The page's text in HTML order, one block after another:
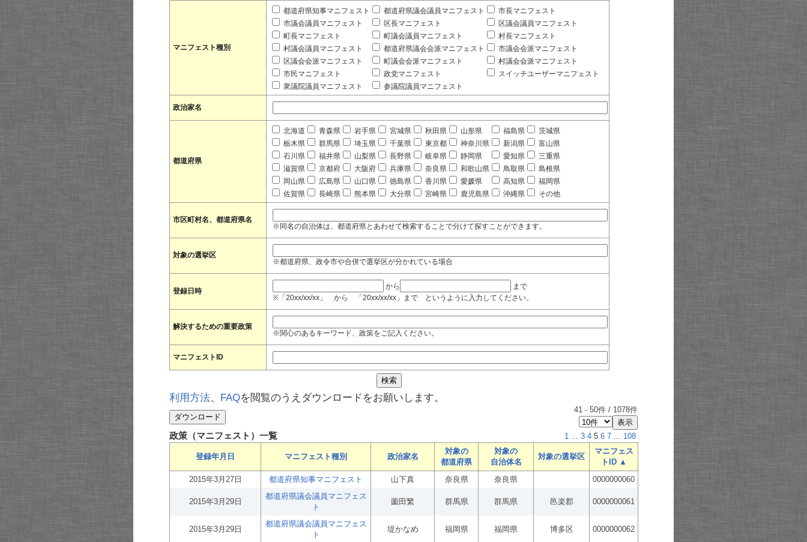
マニフェスト種別
都道府県知事マニフェスト 都道府県議会議員マニフェスト
市長マニフェスト
市議会議員マニフェスト
区長マニフェスト
区議会議員マニフェスト
町長マニフェスト
町議会議員マニフェスト
村長マニフェスト
村議会議員マニフェスト
都道府県議会会派マニフェスト
市議会会派マニフェスト
区議会会派マニフェスト
町議会会派マニフェスト
村議会会派マニフェスト
市民マニフェスト
政党マニフェスト
スイッチユーザーマニフェスト
衆議院議員マニフェスト
参議院議員マニフェスト
政治家名
都道府県
北海道 青森県 岩手県 宮城県 秋田県 山形県 福島県
茨城県
栃木県
群馬県 埼玉県 千葉県 東京都 神奈川県 新潟県
富山県
石川県
福井県 山梨県 長野県 岐阜県 静岡県 愛知県
三重県
滋賀県
京都府 大阪府 兵庫県 奈良県 和歌山県 鳥取県
島根県
岡山県
広島県 山口県 徳島県 香川県 愛媛県 高知県
福岡県
佐賀県
長崎県 熊本県 大分県 宮崎県 鹿児島県 沖縄県 その他
市区町村名、都道府県名
※同名の自治体は、都道府県とあわせて検索することで分けて探すことができます。
対象の選挙区
※都道府県、政令市や合併で選挙区が分かれている場合
登録日時
から
まで
※「20xx/xx/xx」 から 「20xx/xx/xx」まで というように入力してください。
解決するための重要政策
※関心のあるキーワード、政策をご記入ください。
マニフェストID
利用方法、 FAQを閲覧のうえダウンロードをお願いします。
41 - 50件 / 1078件
政策（マニフェスト）一覧 1 ... 3 4 5 6 7 ... 108
登録年月日 マニフェスト種別 政治家名
対象の
都道府県
対象の
自治体名
対象の選挙区
マニフェス
トID ▲
2015年3月27日
都道府県知事マニフェスト 山下真 奈良県 奈良県 0000000060
2015年3月29日
都道府県議会議員マニフェス
ト
薗田繁 群馬県 群馬県 邑楽郡 0000000061
2015年3月29日
都道府県議会議員マニフェス
ト
堤かなめ 福岡県 福岡県 博多区 0000000062